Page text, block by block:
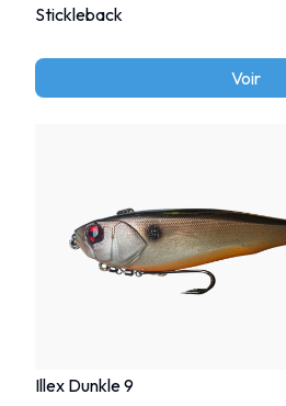
Stickleback
Voir
Illex Dunkle 9